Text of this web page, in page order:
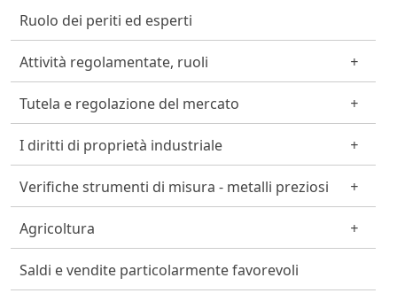
Ruolo dei periti ed esperti
Attività regolamentate, ruoli
Tutela e regolazione del mercato
I diritti di proprietà industriale
Verifiche strumenti di misura - metalli preziosi
Agricoltura
Saldi e vendite particolarmente favorevoli